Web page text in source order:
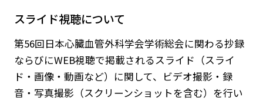
スライド視聴について
第56回日本心臓血管外科学会学術総会に関わる抄録
ならびにWEB視聴で掲載されるスライド（スライ
ド・画像・動画など）に関して、ビデオ撮影・録
音・写真撮影（スクリーンショットを含む）を行い